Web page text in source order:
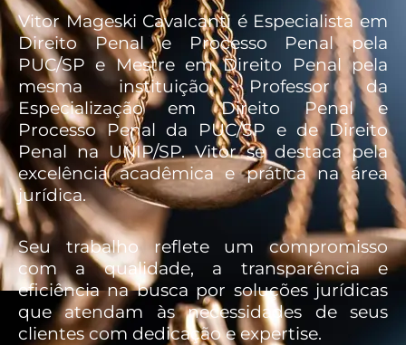
Vitor Mageski Cavalcanti é Especialista em
Direito Penal e Processo Penal pela
PUC/SP e Mestre em Direito Penal pela
mesma instituição. Professor da
Especialização em Direito Penal e
Processo Penal da PUC/SP e de Direito
Penal na UNIP/SP. Vitor se destaca pela
excelência acadêmica e prática na área
jurídica.
Seu trabalho reflete um compromisso
com a qualidade, a transparência e
eficiência na busca por soluções jurídicas
que atendam às necessidades de seus
clientes com dedicação e expertise.